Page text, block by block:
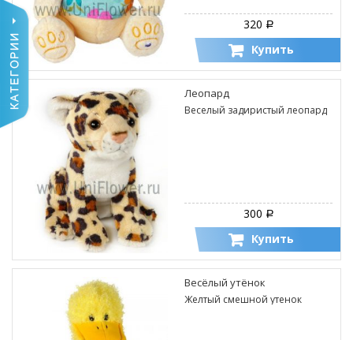
320 Р
Купить
Леопард
Веселый задиристый леопард
300 Р
Купить
Весёлый утёнок
Желтый смешной утенок